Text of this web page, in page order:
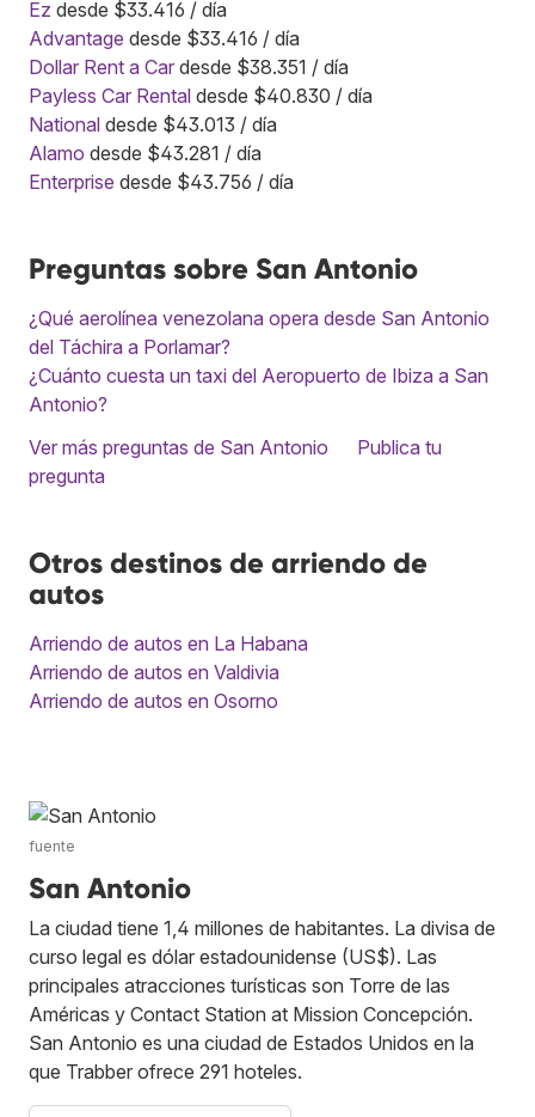
Ez desde $33.416 / día
Advantage desde $33.416 / día
Dollar Rent a Car desde $38.351 / día
Payless Car Rental desde $40.830 / día
National desde $43.013 / día
Alamo desde $43.281 / día
Enterprise desde $43.756 / día
Preguntas sobre San Antonio
¿Qué aerolínea venezolana opera desde San Antonio
del Táchira a Porlamar?
¿Cuánto cuesta un taxi del Aeropuerto de Ibiza a San
Antonio?
Ver más preguntas de San Antonio
Publica tu
pregunta
Otros destinos de arriendo de
autos
Arriendo de autos en La Habana
Arriendo de autos en Valdivia
Arriendo de autos en Osorno
fuente
San Antonio
La ciudad tiene 1,4 millones de habitantes. La divisa de
curso legal es dólar estadounidense (US$). Las
principales atracciones turísticas son Torre de las
Américas y Contact Station at Mission Concepción.
San Antonio es una ciudad de Estados Unidos en la
que Trabber ofrece 291 hoteles.